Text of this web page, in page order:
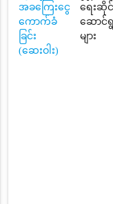
အခကြေးငွေ
ကောက်ခံ
ခြင်း
(ဆေးဝါး)
ရေးဆို
ဆောင်
များ